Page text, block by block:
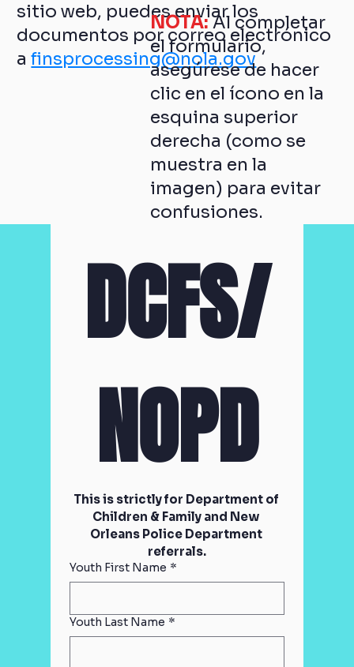
sitio web, puedes enviar los
documentos por correo electrónico
a finsprocessing@nola.gov
NOTA:Al completar
el formulario,
asegúrese de hacer
clic en el ícono en la
esquina superior
derecha (como se
muestra en la
imagen) para evitar
confusiones.
DCFS/
NOPD
This is strictly for Department of
Children & Family and New
Orleans Police Department
referrals.
Youth First Name *
Youth Last Name *